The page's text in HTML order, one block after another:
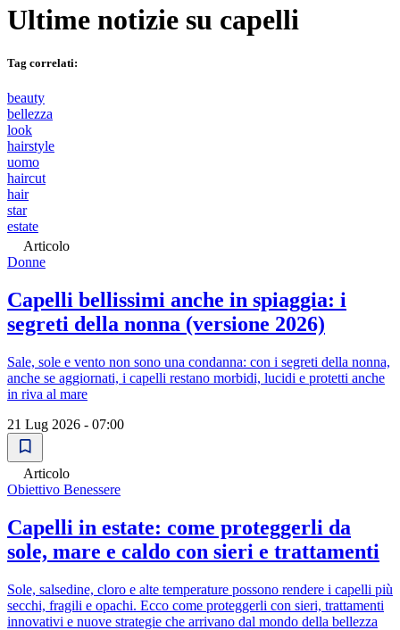
Ultime notizie su capelli
Tag correlati:
beauty
bellezza
look
hairstyle
uomo
haircut
hair
star
estate
Articolo
Donne
Capelli bellissimi anche in spiaggia: i
segreti della nonna (versione 2026)
Sale, sole e vento non sono una condanna: con i segreti della nonna,
anche se aggiornati, i capelli restano morbidi, lucidi e protetti anche
in riva al mare
21 Lug 2026 - 07:00
Articolo
Obiettivo Benessere
Capelli in estate: come proteggerli da
sole, mare e caldo con sieri e trattamenti
Sole, salsedine, cloro e alte temperature possono rendere i capelli più
secchi, fragili e opachi. Ecco come proteggerli con sieri, trattamenti
innovativi e nuove strategie che arrivano dal mondo della bellezza